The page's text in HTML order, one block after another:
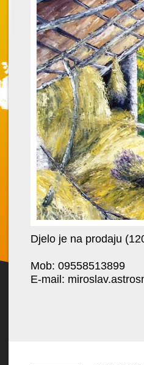
Djelo je na prodaju
Mob: 09558513899
E-mail: